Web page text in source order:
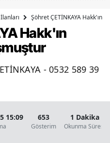
Bingöl
Bitlis
Bolu
Çanakkale
Şöhret ÇETİNKAYA Hakk'ın
Hakk'ın
- 0532 589 39
15:09 653
Gösterim
1 Dakika
Okunma Süresi